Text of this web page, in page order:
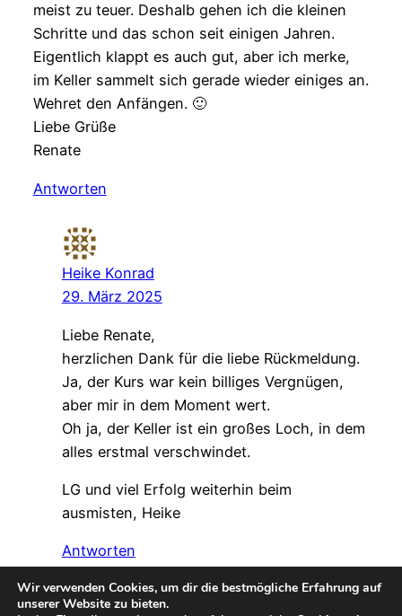
meist zu teuer. Deshalb gehen ich die kleinen
Schritte und das schon seit einigen Jahren.
Eigentlich klappt es auch gut, aber ich merke,
im Keller sammelt sich gerade wieder einiges an.
Wehret den Anfängen. 🙂
Liebe Grüße
Renate
Antworten
Heike Konrad
29. März 2025
Liebe Renate,
herzlichen Dank für die liebe Rückmeldung.
Ja, der Kurs war kein billiges Vergnügen,
aber mir in dem Moment wert.
Oh ja, der Keller ist ein großes Loch, in dem
alles erstmal verschwindet.
LG und viel Erfolg weiterhin beim
ausmisten, Heike
Antworten
Wir verwenden Cookies, um dir die bestmögliche Erfahrung auf
unserer Website zu bieten.